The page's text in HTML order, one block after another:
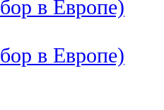
в Европе)
в Европе)